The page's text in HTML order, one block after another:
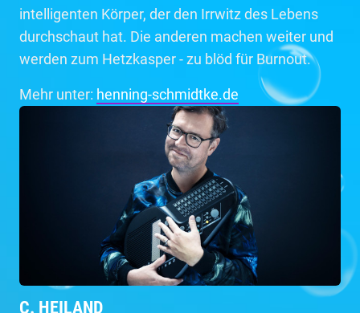
intelligenten Körper, der den Irrwitz des Lebens
durchschaut hat. Die anderen machen weiter und
werden zum Hetzkasper - zu blöd für Burnout.
Mehr unter: henning-schmidtke.de
C. HEILAND